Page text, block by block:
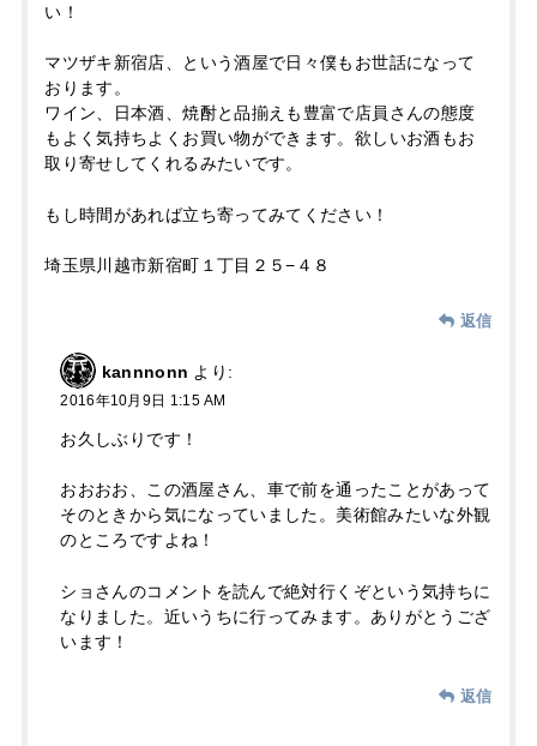
い！
マツザキ新宿店、という酒屋で日々僕もお世話になって
おります。
ワイン、日本酒、焼酎と品揃えも豊富で店員さんの態度
もよく気持ちよくお買い物ができます。欲しいお酒もお
取り寄せしてくれるみたいです。
もし時間があれば立ち寄ってみてください！
埼玉県川越市新宿町１丁目２５−４８
返信
kannnonn より:
2016年10月9日 1:15 AM
お久しぶりです！
おおおお、この酒屋さん、車で前を通ったことがあって
そのときから気になっていました。美術館みたいな外観
のところですよね！
ショさんのコメントを読んで絶対行くぞという気持ちに
なりました。近いうちに行ってみます。ありがとうござ
います！
返信